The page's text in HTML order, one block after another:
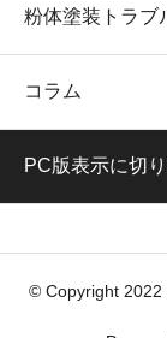
粉体塗装トラブ
コラム
PC版表示に切
© Copyright 2022